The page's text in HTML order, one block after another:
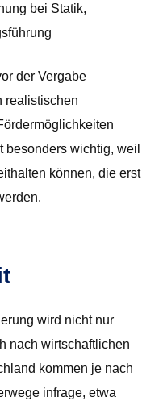
bei Statik,
der Vergabe
realistischen
besonders wichtig, weil
können, die erst
wird nicht nur
nach wirtschaftlichen
kommen je nach
infrage, etwa